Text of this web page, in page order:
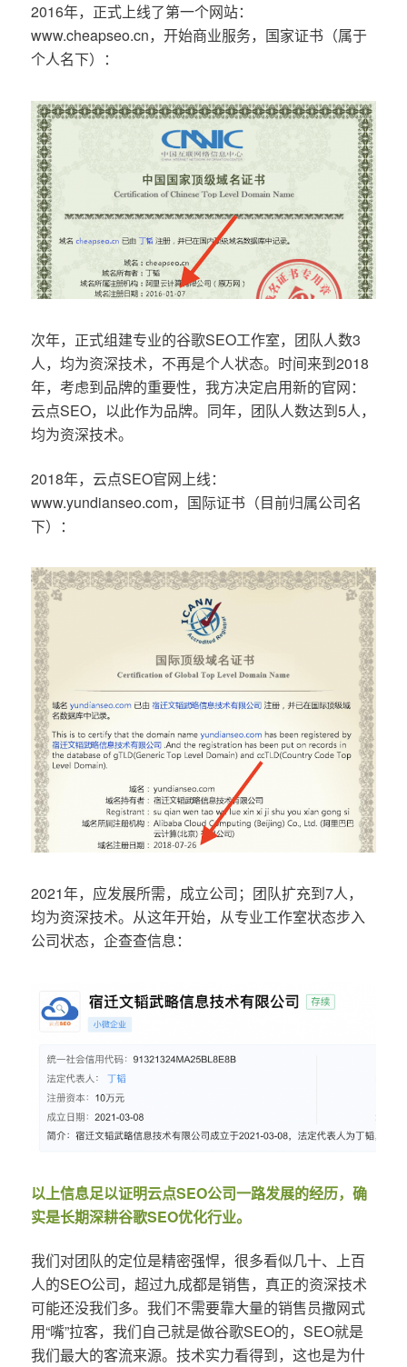
2016年，正式上线了第一个网站：
www.cheapseo.cn，开始商业服务，国家证书（属于
个人名下）：
次年，正式组建专业的谷歌SEO工作室，团队人数3
人，均为资深技术，不再是个人状态。时间来到2018
年，考虑到品牌的重要性，我方决定启用新的官网：
云点SEO，以此作为品牌。同年，团队人数达到5人，
均为资深技术。
2018年，云点SEO官网上线：
www.yundianseo.com，国际证书（目前归属公司名
下）：
2021年，应发展所需，成立公司；团队扩充到7人，
均为资深技术。从这年开始，从专业工作室状态步入
公司状态，企查查信息：
以上信息足以证明云点SEO公司一路发展的经历，确
实是长期深耕谷歌SEO优化行业。
我们对团队的定位是精密强悍，很多看似几十、上百
人的SEO公司，超过九成都是销售，真正的资深技术
可能还没我们多。我们不需要靠大量的销售员撒网式
用“嘴”拉客，我们自己就是做谷歌SEO的，SEO就是
我们最大的客流来源。技术实力看得到，这也是为什